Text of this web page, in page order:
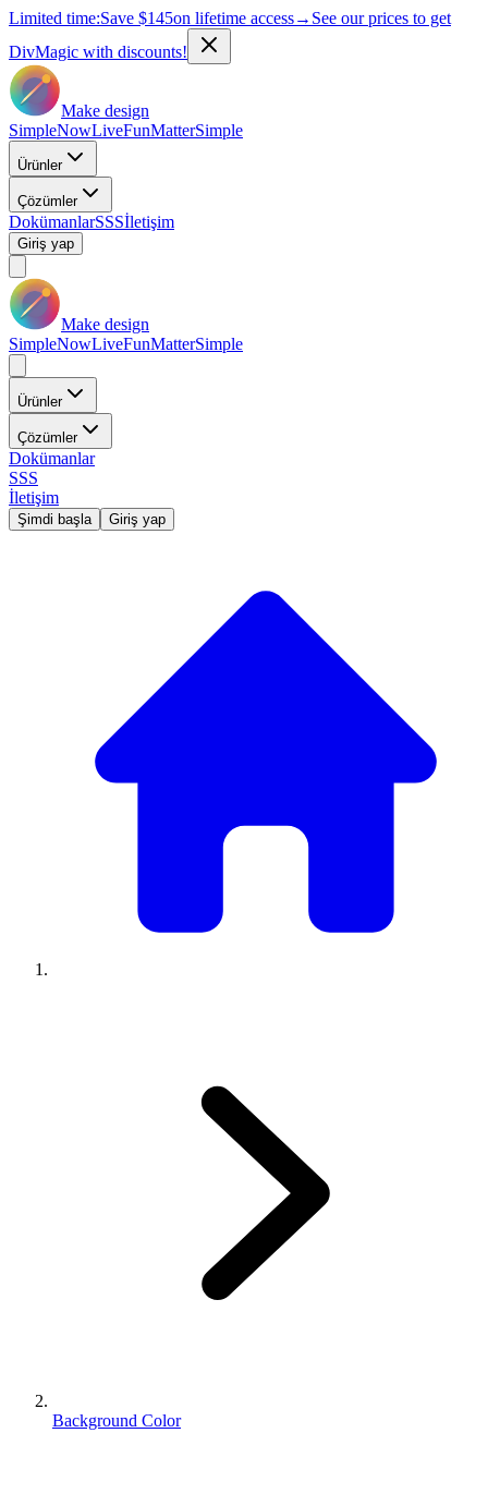
Limited time:Save $145on lifetime access→ See our prices to get
DivMagic with discounts!
Make design
SimpleNowLiveFunMatterSimple
Ürünler
Çözümler
DokümanlarSSSİletişim
Giriş yap
Make design
SimpleNowLiveFunMatterSimple
Ürünler
Çözümler
Dokümanlar
SSS
İletişim
Şimdi başla Giriş yap
Background Color